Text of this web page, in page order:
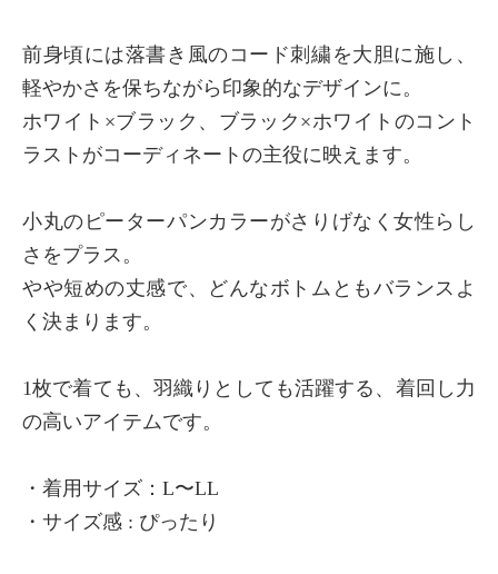
前身頃には落書き風のコード刺繍を大胆に施し、
軽やかさを保ちながら印象的なデザインに。
ホワイト×ブラック、ブラック×ホワイトのコント
ラストがコーディネートの主役に映えます。
小丸のピーターパンカラーがさりげなく女性らし
さをプラス。
やや短めの丈感で、どんなボトムともバランスよ
く決まります。
1枚で着ても、羽織りとしても活躍する、着回し力
の高いアイテムです。
・着用サイズ：L〜LL
・サイズ感 : ぴったり